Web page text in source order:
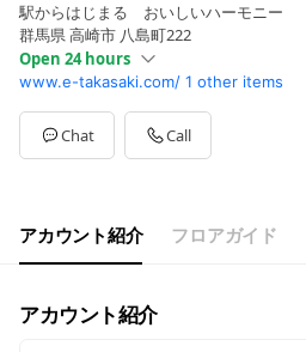
駅からはじまる おいしいハーモニー
群馬県 高崎市 八島町222
Open 24 hours
Sun00:00 - 00:00
Mon00:00 - 00:00
Tue00:00 - 00:00
Wed00:00 - 00:00
00:00 - 00:00
9:00～20:30｜(日・祝)9:00～20:00
www.e-takasaki.com/ 1 other items
Chat Call
アカウント紹介 フロアガイド
アカウント紹介